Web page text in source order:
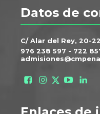
Datos de
C/ Alar del Rey, 20-
976 238 597 - 722